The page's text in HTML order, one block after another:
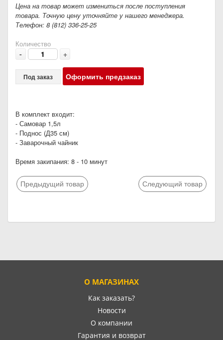
Цена на товар может измениться после поступления
товара. Точную цену уточняйте у нашего менеджера.
Телефон: 8 (812) 336-25-25
Количество
- +
Под заказ Оформить предзаказ
В комплект входит:
- Самовар 1,5л
- Поднос (Д35 см)
- Заварочный чайник
Время закипания: 8 - 10 минут
Предыдущий товар Следующий товар
О МАГАЗИНАХ
Как заказать?
Новости
О компании
Гарантия и возврат